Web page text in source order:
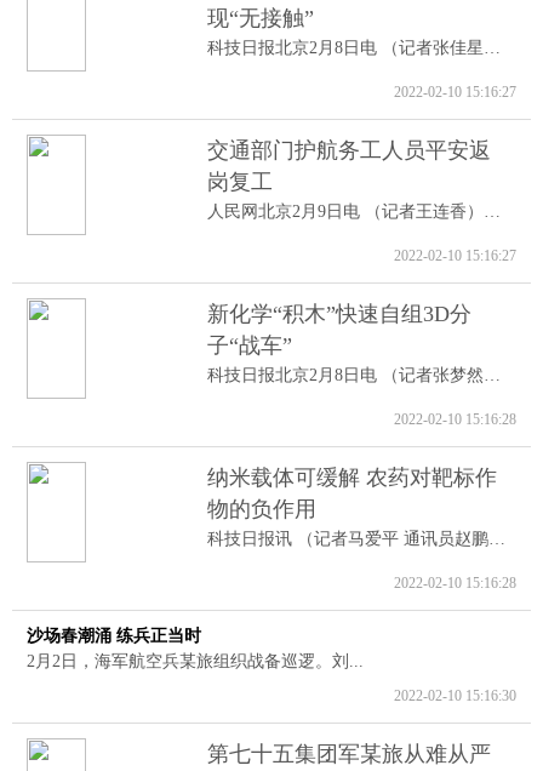
现“无接触”
2022-02-10 15:16:27
交通部门护航务工人员平安返
岗复工
2022-02-10 15:16:27
新化学“积木”快速自组3D分
子“战车”
2022-02-10 15:16:28
纳米载体可缓解 农药对靶标作
物的负作用
2022-02-10 15:16:28
沙场春潮涌 练兵正当时
2月2日，海军航空兵某旅组织战备巡逻。刘...
2022-02-10 15:16:30
第七十五集团军某旅从难从严